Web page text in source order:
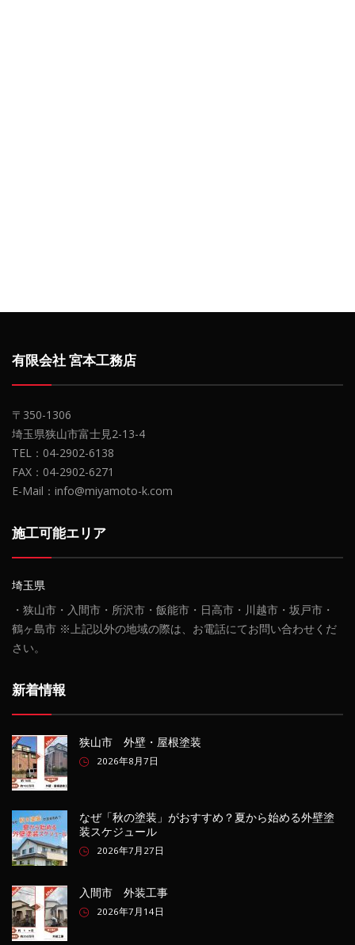
有限会社 宮本工務店
〒350-1306
埼玉県狭山市富士見2-13-4
TEL：04-2902-6138
FAX：04-2902-6271
E-Mail：info@miyamoto-k.com
施工可能エリア
埼玉県
・狭山市・入間市・所沢市・飯能市・日高市・川越市・坂戸市・
鶴ヶ島市 ※上記以外の地域の際は、お電話にてお問い合わせくだ
さい。
新着情報
狭山市 外壁・屋根塗装
2026年8月7日
なぜ「秋の塗装」がおすすめ？夏から始める外壁塗
装スケジュール
2026年7月27日
入間市 外装工事
2026年7月14日